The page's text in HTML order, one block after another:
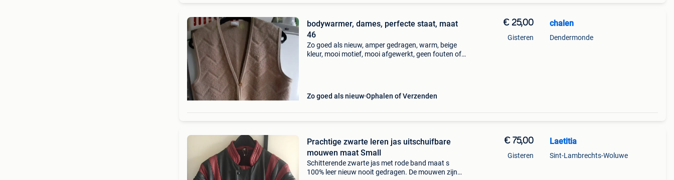
bodywarmer, dames, perfecte staat, maat
46
Zo goed als nieuw, amper gedragen, warm, beige
kleur, mooi motief, mooi afgewerkt, geen fouten of
Zo goed als nieuw Ophalen of Verzenden
€ 25,00
Gisteren
chalen
Dendermonde
Prachtige zwarte leren jas uitschuifbare
mouwen maat Small
Schitterende zwarte jas met rode band maat s
100% leer nieuw nooit gedragen. De mouwen zijn
€ 75,00
Gisteren
Laetitia
Sint-Lambrechts-Woluwe